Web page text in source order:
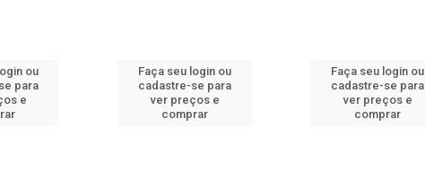
ou
para
e
Faça seu login ou
cadastre-se para
ver preços e
comprar
Faça seu login ou
cadastre-se para
ver preços e
comprar